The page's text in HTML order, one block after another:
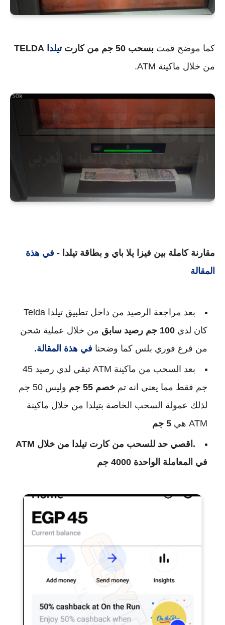
كما موضح قمت بسحب 50 جم من كارت تيلدا TELDA
من خلال ماكينة ATM.
مقارنة كاملة بين فيزا يلا باي و بطاقة تيلدا - في هذة
المقالة
بعد مراجعة الرصيد من داخل تطبيق تيلدا Telda
كان لدي 100 جم رصيد سابق
من خلال عملية شحن
من فرع فوري بلس كما وضحنا في هذة المقالة.
بعد السحب من ماكينة ATM تبقي لدي رصيد 45
جم فقط مما يعني انه تم خصم 55 جم
وليس 50 جم
لذلك عمولة السحب الخاصة بتيلدا من خلال ماكينة
ATM هي
.اقصي حد للسحب من كارت تيلدا من خلال ATM
في المعاملة الواحدة 4000 جم